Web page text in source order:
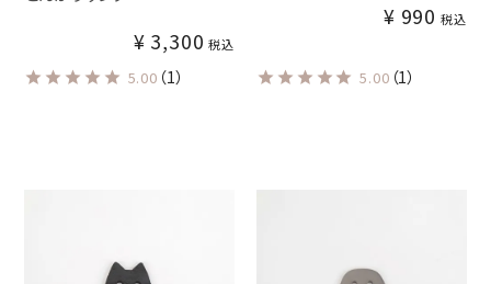
¥ 3,300 税込
5.00 （1）
¥ 990 税込
5.00 （1）